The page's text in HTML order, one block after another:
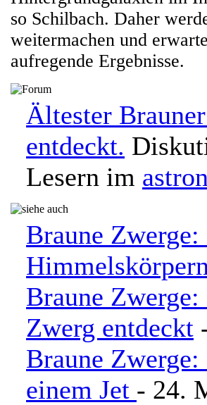
so Schilbach. Daher
weitermachen und
aufregende Ergebnisse.
Ältester
entdeckt.
Lesern im
Braune
Braune
Zwerg entdeckt
Braune
einem Jet - 24.